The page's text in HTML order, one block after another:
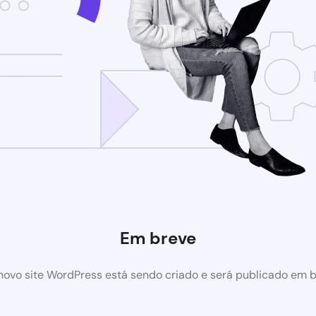
Em breve
site WordPress está sendo criado e será publicado em